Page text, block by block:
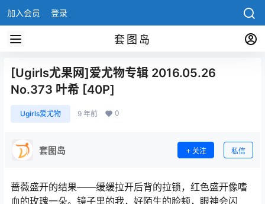
加入会员 登录
套图岛
[Ugirls尤果网]爱尤物专辑 2016.05.26
No.373 叶希 [40P]
Ugirls爱尤物 9 年前 0
套图岛 关注 私信
蔷薇盛开的结果——缓缓拉开后背的拉锁，红色盛开像嗜
血的玫瑰一朵。镜子里的我，好陌生的脸颊，眼神会闪